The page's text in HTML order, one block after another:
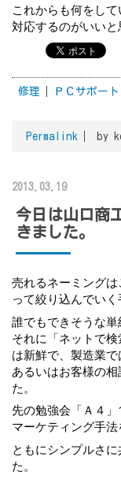
これからも何をし
対応するのがいい
修理 ＰＣサポート
Permalink by
2013.03.19
今日は山口商
きました。
売れるネーミング
って絞り込んでいく
誰でもできそうな単
それに「ネットで検
は新鮮で、製造業で
あるいはお客様の
た。
先の勉強会「Ａ４
マーケティング手法
ともにシンプルさ
た。